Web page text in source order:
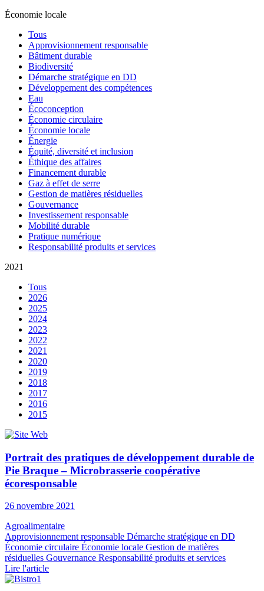
Économie locale
Tous
Approvisionnement responsable
Bâtiment durable
Biodiversité
Démarche stratégique en DD
Développement des compétences
Eau
Écoconception
Économie circulaire
Économie locale
Énergie
Équité, diversité et inclusion
Éthique des affaires
Financement durable
Gaz à effet de serre
Gestion de matières résiduelles
Gouvernance
Investissement responsable
Mobilité durable
Pratique numérique
Responsabilité produits et services
2021
Tous
2026
2025
2024
2023
2022
2021
2020
2019
2018
2017
2016
2015
Portrait des pratiques de développement durable de
Pie Braque – Microbrasserie coopérative
écoresponsable
26 novembre 2021
Agroalimentaire
Approvisionnement responsable Démarche stratégique en DD
Économie circulaire Économie locale Gestion de matières
résiduelles Gouvernance Responsabilité produits et services
Lire l'article